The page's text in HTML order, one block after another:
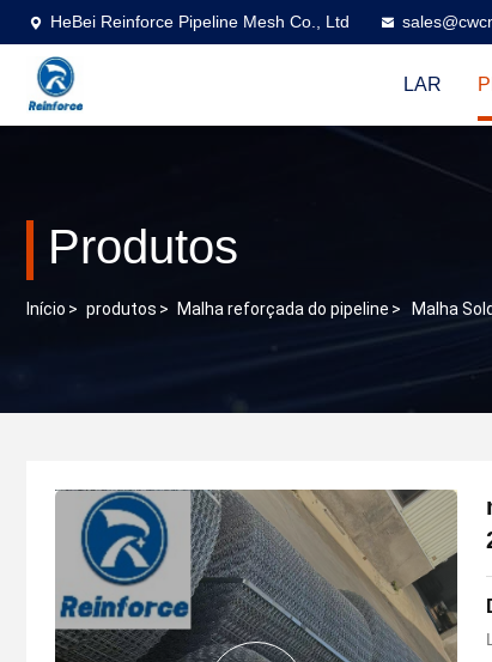
HeBei Reinforce Pipeline Mesh Co., Ltd
LAR
Produtos
Início > produtos > Malha reforçada do pipeline > Malha